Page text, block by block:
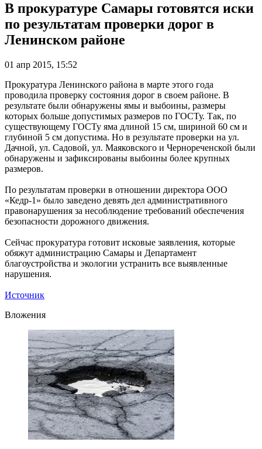
В прокуратуре Самары готовятся иски
по результатам проверки дорог в
Ленинском районе
01 апр 2015, 15:52
Прокуратура Ленинского района в марте этого года
проводила проверку состояния дорог в своем районе. В
результате были обнаружены ямы и выбоины, размеры
которых больше допустимых размеров по ГОСТу. Так, по
существующему ГОСТу яма длиной 15 см, шириной 60 см и
глубиной 5 см допустима. Но в результате проверки на ул.
Дачной, ул. Садовой, ул. Маяковского и Чернореченской были
обнаружены и зафиксированы выбоины более крупных
размеров.
По результатам проверки в отношении директора ООО
«Кедр-1» было заведено девять дел административного
правонарушения за несоблюдение требований обеспечения
безопасности дорожного движения.
Сейчас прокуратура готовит исковые заявления, которые
обяжут администрацию Самары и Департамент
благоустройства и экологии устранить все выявленные
нарушения.
Источник
Вложения